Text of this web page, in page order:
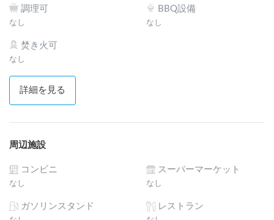
調理可
なし
BBQ設備
なし
焚き火可
なし
詳細を見る
周辺施設
コンビニ
なし
スーパーマーケット
なし
ガソリンスタンド レストラン